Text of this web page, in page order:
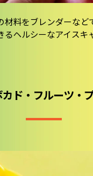
材料をブレンダーなど
ヘルシーなアイスキ
カド・フルーツ・